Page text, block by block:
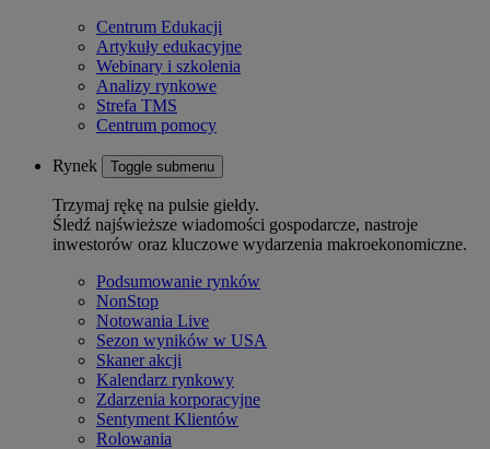
Centrum Edukacji
Artykuły edukacyjne
Webinary i szkolenia
Analizy rynkowe
Strefa TMS
Centrum pomocy
Rynek Toggle submenu
Trzymaj rękę na pulsie giełdy.
Śledź najświeższe wiadomości gospodarcze, nastroje
inwestorów oraz kluczowe wydarzenia makroekonomiczne.
Podsumowanie rynków
NonStop
Notowania Live
Sezon wyników w USA
Skaner akcji
Kalendarz rynkowy
Zdarzenia korporacyjne
Sentyment Klientów
Rolowania